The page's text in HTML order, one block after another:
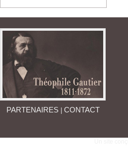
PARTENAIRES| CONTACT